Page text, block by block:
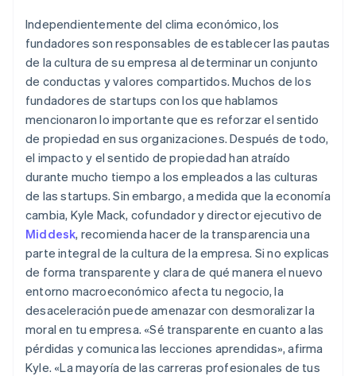
Independientemente del clima económico, los
fundadores son responsables de establecer las pautas
de la cultura de su empresa al determinar un conjunto
de conductas y valores compartidos. Muchos de los
fundadores de startups con los que hablamos
mencionaron lo importante que es reforzar el sentido
de propiedad en sus organizaciones. Después de todo,
el impacto y el sentido de propiedad han atraído
durante mucho tiempo a los empleados a las culturas
de las startups. Sin embargo, a medida que la economía
cambia, Kyle Mack, cofundador y director ejecutivo de
Middesk, recomienda hacer de la transparencia una
parte integral de la cultura de la empresa. Si no explicas
de forma transparente y clara de qué manera el nuevo
entorno macroeconómico afecta tu negocio, la
desaceleración puede amenazar con desmoralizar la
moral en tu empresa. «Sé transparente en cuanto a las
pérdidas y comunica las lecciones aprendidas», afirma
Kyle. «La mayoría de las carreras profesionales de tus